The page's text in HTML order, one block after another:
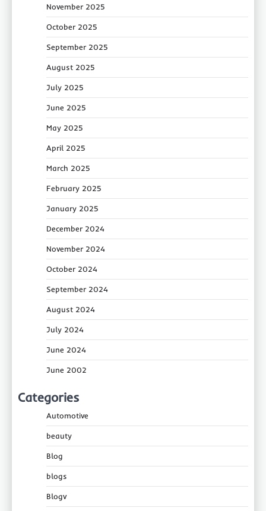
November 2025
October 2025
September 2025
August 2025
July 2025
June 2025
May 2025
April 2025
March 2025
February 2025
January 2025
December 2024
November 2024
October 2024
September 2024
August 2024
July 2024
June 2024
June 2002
Categories
Automotive
beauty
Blog
blogs
Blogv